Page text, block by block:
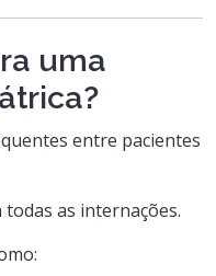
uma
entre pacientes
as internações.